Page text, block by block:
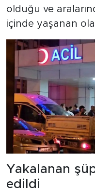
olduğu ve
içinde yaşanan
Yakalanan
edildi